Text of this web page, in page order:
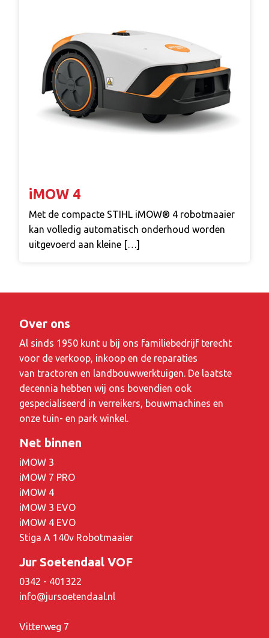
iMOW 4
Met de compacte STIHL iMOW® 4 robotmaaier
kan volledig automatisch onderhoud worden
uitgevoerd aan kleine […]
Over ons
Al sinds 1950 kunt u bij ons familiebedrijf terecht
voor de verkoop, inkoop en de reparaties
van tractoren en landbouwwerktuigen. De laatste
decennia hebben wij ons bovendien ook
gespecialiseerd in verreikers, bouwmachines en
onze tuin- en park winkel.
Net binnen
iMOW 3
iMOW 7 PRO
iMOW 4
iMOW 3 EVO
iMOW 4 EVO
Stiga A 140v Robotmaaier
Jur Soetendaal VOF
0342 - 401322
info@jursoetendaal.nl
Vitterweg 7